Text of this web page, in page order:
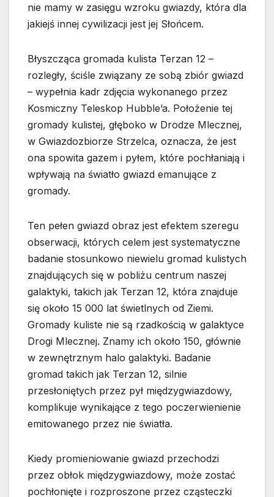
nie mamy w zasięgu wzroku gwiazdy, która dla
jakiejś innej cywilizacji jest jej Słońcem.
Błyszcząca gromada kulista Terzan 12 –
rozległy, ściśle związany ze sobą zbiór gwiazd
– wypełnia kadr zdjęcia wykonanego przez
Kosmiczny Teleskop Hubble’a. Położenie tej
gromady kulistej, głęboko w Drodze Mlecznej,
w Gwiazdozbiorze Strzelca, oznacza, że jest
ona spowita gazem i pyłem, które pochłaniają i
wpływają na światło gwiazd emanujące z
gromady.
Ten pełen gwiazd obraz jest efektem szeregu
obserwacji, których celem jest systematyczne
badanie stosunkowo niewielu gromad kulistych
znajdujących się w pobliżu centrum naszej
galaktyki, takich jak Terzan 12, która znajduje
się około 15 000 lat świetlnych od Ziemi.
Gromady kuliste nie są rzadkością w galaktyce
Drogi Mlecznej. Znamy ich około 150, głównie
w zewnętrznym halo galaktyki. Badanie
gromad takich jak Terzan 12, silnie
przesłoniętych przez pył międzygwiazdowy,
komplikuje wynikające z tego poczerwienienie
emitowanego przez nie światła.
Kiedy promieniowanie gwiazd przechodzi
przez obłok międzygwiazdowy, może zostać
pochłonięte i rozproszone przez cząsteczki